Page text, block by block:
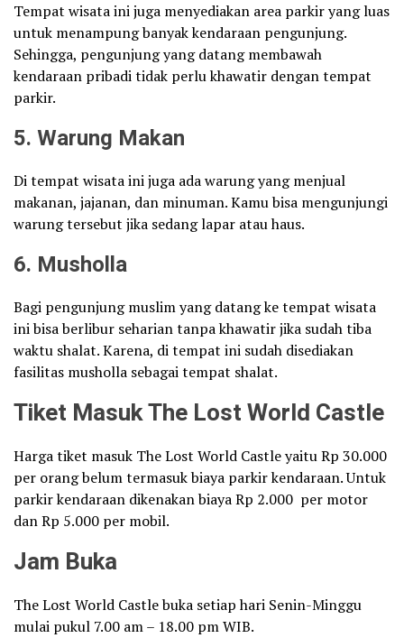
Tempat wisata ini juga menyediakan area parkir yang luas
untuk menampung banyak kendaraan pengunjung.
Sehingga, pengunjung yang datang membawah
kendaraan pribadi tidak perlu khawatir dengan tempat
parkir.
5. Warung Makan
Di tempat wisata ini juga ada warung yang menjual
makanan, jajanan, dan minuman. Kamu bisa mengunjungi
warung tersebut jika sedang lapar atau haus.
6. Musholla
Bagi pengunjung muslim yang datang ke tempat wisata
ini bisa berlibur seharian tanpa khawatir jika sudah tiba
waktu shalat. Karena, di tempat ini sudah disediakan
fasilitas musholla sebagai tempat shalat.
Tiket Masuk The Lost World Castle
Harga tiket masuk The Lost World Castle yaitu Rp 30.000
per orang belum termasuk biaya parkir kendaraan. Untuk
parkir kendaraan dikenakan biaya Rp 2.000 per motor
dan Rp 5.000 per mobil.
Jam Buka
The Lost World Castle buka setiap hari Senin-Minggu
mulai pukul 7.00 am – 18.00 pm WIB.